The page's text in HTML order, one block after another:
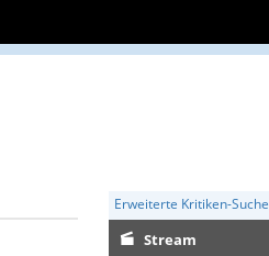
Erweiterte Kritiken-Suche
Stream